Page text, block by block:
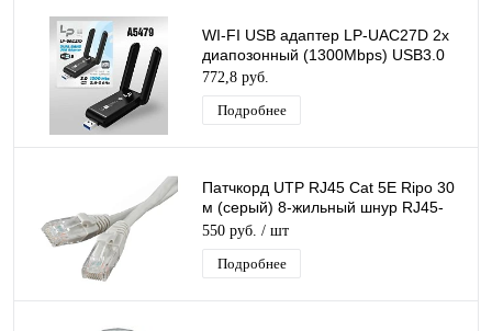
WI-FI USB адаптер LP-UAC27D 2х
диапозонный (1300Mbps) USB3.0
772,8 руб.
Подробнее
Патчкорд UTP RJ45 Cat 5E Ripo 30
м (серый) 8-жильный шнур RJ45-
RJ45 для соединения сетевых
устройств
550 руб. / шт
Подробнее